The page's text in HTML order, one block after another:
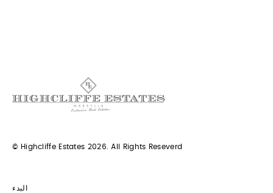
© Highcliffe Estates 2026. All Rights Reseverd
البدء